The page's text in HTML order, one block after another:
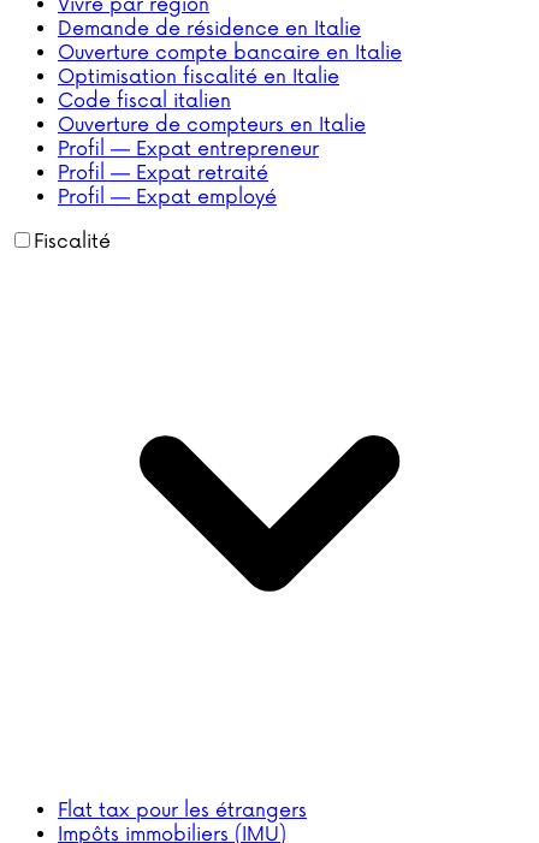
Vivre par région
Demande de résidence en Italie
Ouverture compte bancaire en Italie
Optimisation fiscalité en Italie
Code fiscal italien
Ouverture de compteurs en Italie
Profil — Expat entrepreneur
Profil — Expat retraité
Profil — Expat employé
Fiscalité
Flat tax pour les étrangers
Impôts immobiliers (IMU)